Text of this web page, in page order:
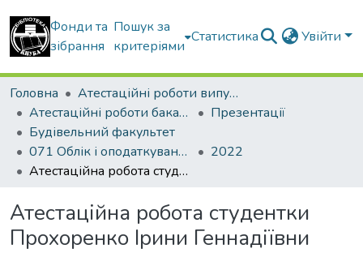
Фонди та
зібрання
Пошук за
критеріями
Статистика Увійти
Головна
Атестаційні роботи випускників
Атестаційні роботи бакалаврів
Презентації
Будівельний факультет
071 Облік і оподаткування. Облік і аудит
2022
Атестаційна робота студентки Прохоренко Ірини Геннадіївни
Атестаційна робота студентки
Прохоренко Ірини Геннадіївни